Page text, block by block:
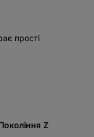
прості
Z